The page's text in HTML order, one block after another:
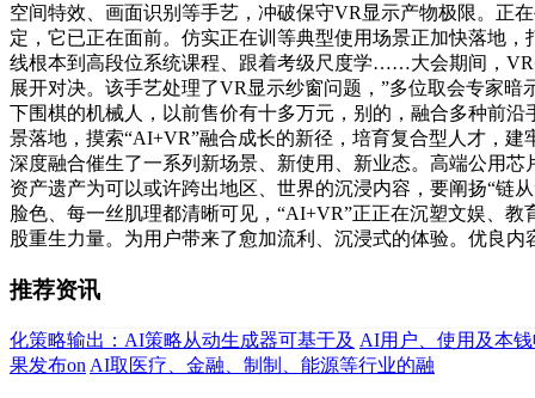
空间特效、画面识别等手艺，冲破保守VR显示产物极限。正
定，它已正在面前。仿实正在训等典型使用场景正加快落地
线根本到高段位系统课程、跟着考级尺度学……大会期间，
展开对决。该手艺处理了VR显示纱窗问题，”多位取会专家
下围棋的机械人，以前售价有十多万元，别的，融合多种前
景落地，摸索“AI+VR”融合成长的新径，培育复合型人才，
深度融合催生了一系列新场景、新使用、新业态。高端公用
资产遗产为可以或许跨出地区、世界的沉浸内容，要阐扬“链
脸色、每一丝肌理都清晰可见，“AI+VR”正正在沉塑文娱、
股重生力量。为用户带来了愈加流利、沉浸式的体验。优良内
推荐资讯
化策略输出：AI策略从动生成器可基于及 AI用户、使用及本
果发布on AI取医疗、金融、制制、能源等行业的融